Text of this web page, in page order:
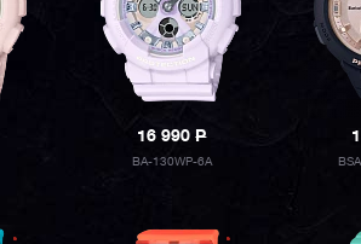
16 990P
BA-130WP-6A